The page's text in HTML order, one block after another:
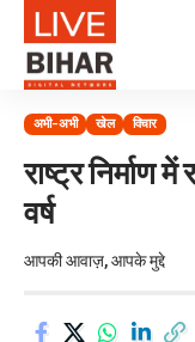
अभी-अभी खेल विचार
राष्ट्र निर्माण
वर्ष
आपकी आवाज़, आपके मुद्दे